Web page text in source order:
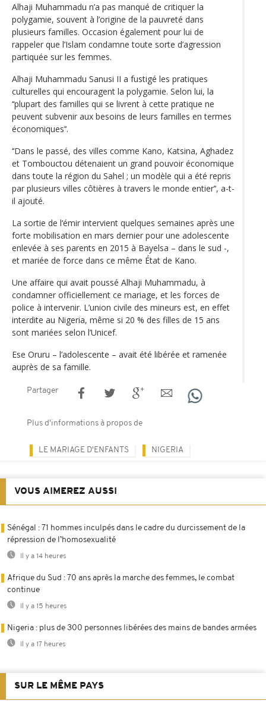
Alhaji Muhammadu n’a pas manqué de critiquer la
polygamie, souvent à l’origine de la pauvreté dans
plusieurs familles. Occasion également pour lui de
rappeler que l’Islam condamne toute sorte d’agression
partiquée sur les femmes.
Alhaji Muhammadu Sanusi II a fustigé les pratiques
culturelles qui encouragent la polygamie. Selon lui, la
‘‘plupart des familles qui se livrent à cette pratique ne
peuvent subvenir aux besoins de leurs familles en termes
économiques’‘.
‘‘Dans le passé, des villes comme Kano, Katsina, Aghadez
et Tombouctou détenaient un grand pouvoir économique
dans toute la région du Sahel ; un modèle qui a été repris
par plusieurs villes côtières à travers le monde entier’‘, a-t-
il ajouté.
La sortie de l‘émir intervient quelques semaines après une
forte mobilisation en mars dernier pour une adolescente
enlevée à ses parents en 2015 à Bayelsa – dans le sud -,
et mariée de force dans ce même État de Kano.
Une affaire qui avait poussé Alhaji Muhammadu, à
condamner officiellement ce mariage, et les forces de
police à intervenir. L’union civile des mineurs est, en effet
interdite au Nigeria, même si 20 % des filles de 15 ans
sont mariées selon l’Unicef.
Ese Oruru – l’adolescente – avait été libérée et ramenée
auprès de sa famille.
Partager
Plus d'informations à propos de
LE MARIAGE D'ENFANTS NIGERIA
VOUS AIMEREZ AUSSI
Sénégal : 71 hommes inculpés dans le cadre du durcissement de la
répression de l’homosexualité
Il y a 14 heures
Afrique du Sud : 70 ans après la marche des femmes, le combat
continue
Il y a 15 heures
Nigeria : plus de 300 personnes libérées des mains de bandes armées
Il y a 17 heures
SUR LE MÊME PAYS